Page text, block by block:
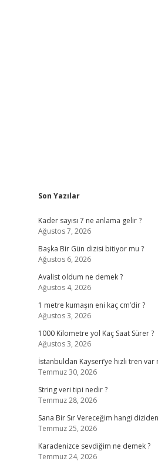
Sidebar
Son Yazılar
Kader sayısı 7 ne anlama gelir ?
Ağustos 7, 2026
Başka Bir Gün dizisi bitiyor mu ?
Ağustos 6, 2026
Avalist oldum ne demek ?
Ağustos 4, 2026
1 metre kumaşın eni kaç cm’dir ?
Ağustos 3, 2026
1000 Kilometre yol Kaç Saat Sürer ?
Ağustos 3, 2026
İstanbuldan Kayseri’ye hızlı tren var
Temmuz 30, 2026
String veri tipi nedir ?
Temmuz 28, 2026
Sana Bir Sır Vereceğim hangi
Temmuz 25, 2026
Karadenizce sevdiğim ne demek ?
Temmuz 24, 2026